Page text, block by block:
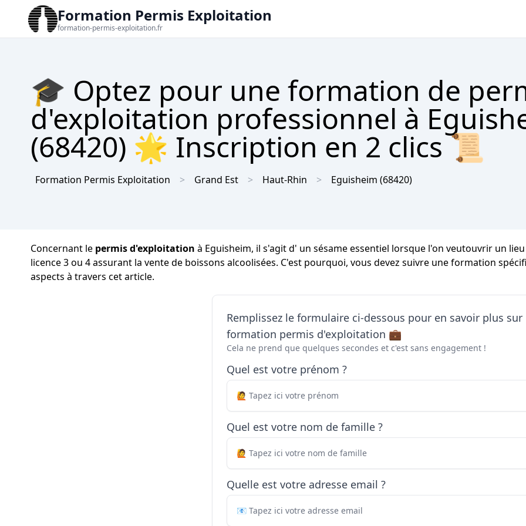
Formation Permis Exploitation
formation-permis-exploitation.fr
🎓 Optez pour une formation de
d'exploitation professionnel à
(68420) 🌟 Inscription en 2 clics 📜
Formation Permis Exploitation Grand Est Haut-Rhin Eguisheim (68420)
Concernant le permis d'exploitation à Eguisheim, il s'agit d' un sésame essentiel lorsque l'on veutouvrir un
licence 3 ou 4 assurant la vente de boissons alcoolisées. C'est pourquoi, vous devez suivre une formation
aspects à travers cet article.
Remplissez le formulaire ci-dessous pour en savoir plus sur
formation permis d'exploitation 💼
Cela ne prend que quelques secondes et c'est sans engagement !
Quel est votre prénom ?
Quel est votre nom de famille ?
Quelle est votre adresse email ?